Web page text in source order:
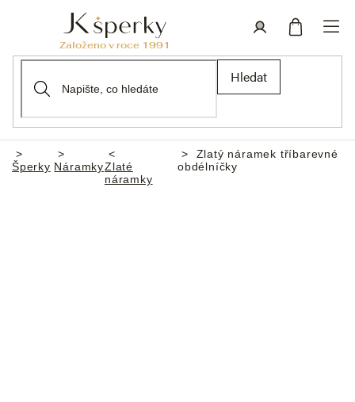
Hledat
Domů
Šperky NáramkyZlaté
náramky
Zlatý náramek tříbarevné
obdélníčky